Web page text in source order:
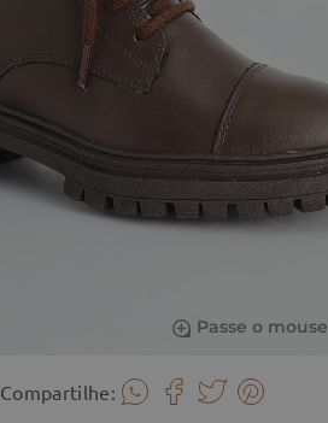
Passe o mouse
Compartilhe: